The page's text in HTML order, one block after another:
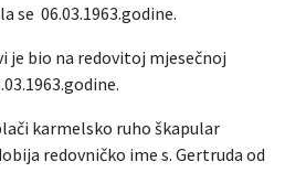
se 06.03.1963.godine.
je bio na redovitoj mjesečnoj
karmelsko ruho škapular
redovničko ime s. Gertruda od